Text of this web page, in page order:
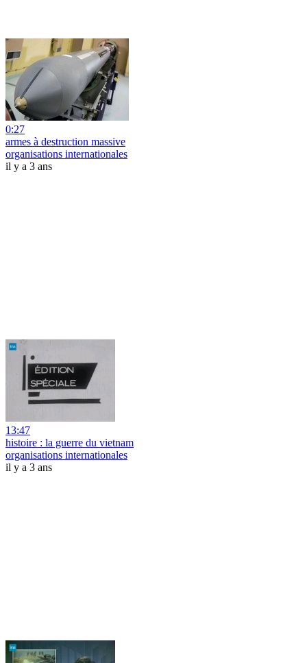
0:27
armes à destruction massive
organisations internationales
il y a 3 ans
13:47
histoire : la guerre du vietnam
organisations internationales
il y a 3 ans